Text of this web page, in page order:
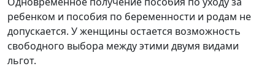
ребенком и пособия по беременности и родам не
допускается. У женщины остается возможность
свободного выбора между этими двумя видами
льгот.